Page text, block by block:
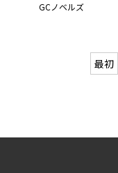
GCノベルズ
最初